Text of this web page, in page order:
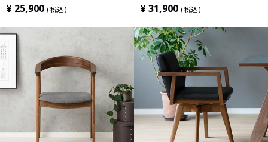
ゃれ グレー ブルー オレンジ ルンバブル
¥ 25,900 税込
ェア リビングチェア 食卓椅子 おしゃれ
ORV
¥31,900 税込